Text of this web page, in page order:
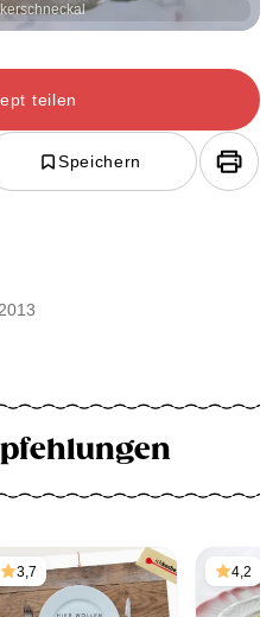
teilen
Speichern
3,7 4,2